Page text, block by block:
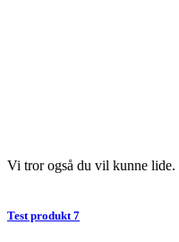
Vi tror også du vil kunne lide.
Test produkt 7